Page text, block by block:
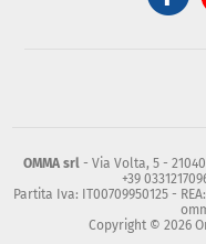
OMMA srl - Via Volta, 5 -
+39
Partita Iva: IT00709950125 -
Copyright © 2026